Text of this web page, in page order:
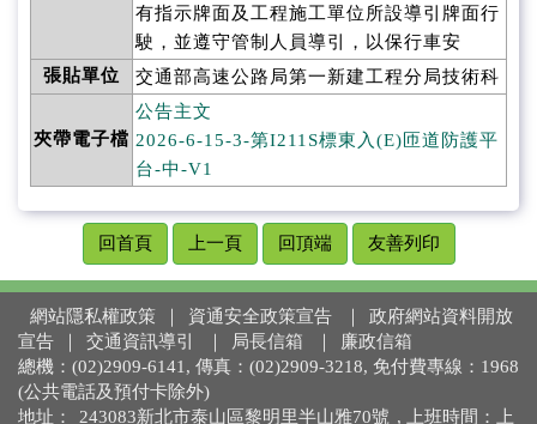
有指示牌面及工程施工單位所設導引牌面行
駛，並遵守管制人員導引，以保行車安
張貼單位
交通部高速公路局第一新建工程分局技術科
夾帶電子檔
公告主文
2026-6-15-3-第I211S標東入(E)匝道防護平
台-中-V1
回首頁 上一頁 回頂端 友善列印
網站隱私權政策 資通安全政策宣告
政府網站資料開放
宣告
交通資訊導引 局長信箱
廉政信箱
總機：(02)2909-6141, 傳真：(02)2909-3218, 免付費專線：1968
(公共電話及預付卡除外)
地址：
243083新北市泰山區黎明里半山雅70號 , 上班時間：上